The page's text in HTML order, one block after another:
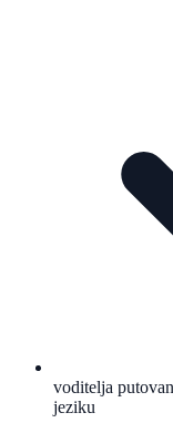
voditelja
jeziku